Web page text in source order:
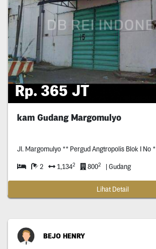
Rp. 365 JT
kam Gudang Margomulyo
Jl. Margomulyo ** Pergud Angtropolis Blok I No *
2 1,1342 8002 | Gudang
Lihat Detail
BEJO HENRY